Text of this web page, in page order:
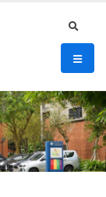
search
選單